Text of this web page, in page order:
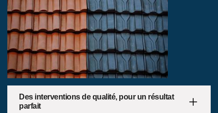
Des interventions de qualité, pour un résultat
parfait